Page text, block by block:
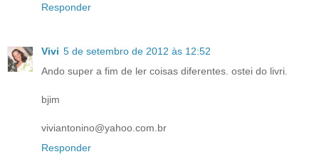
Responder
Vivi 5 de setembro de 2012 às 12:52
Ando super a fim de ler coisas diferentes. ostei do livri.
bjim
viviantonino@yahoo.com.br
Responder